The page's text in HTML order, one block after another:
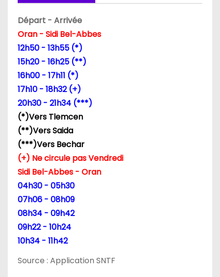
Départ - Arrivée
Oran - Sidi Bel-Abbes
12h50 - 13h55 (*)
15h20 - 16h25 (**)
16h00 - 17h11 (*)
17h10 - 18h32 (+)
20h30 - 21h34 (***)
(*)Vers Tlemcen
(**)Vers Saida
(***)Vers Bechar
(+) Ne circule pas Vendredi
Sidi Bel-Abbes - Oran
04h30 - 05h30
07h06 - 08h09
08h34 - 09h42
09h22 - 10h24
10h34 - 11h42
Source : Application SNTF